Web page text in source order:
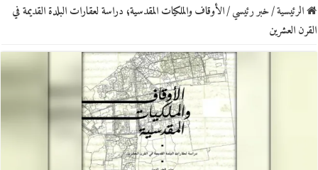
الرئيسية/خبر رئيسي/الأوقاف والملكيات المقدسية؛ دراسة لعقارات البلدة القديمة في
القرن العشرين